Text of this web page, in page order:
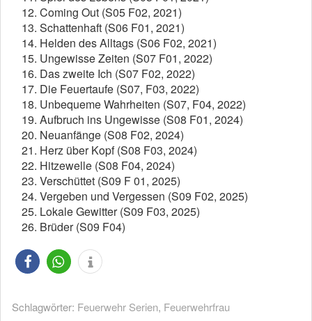
Coming Out (S05 F02, 2021)
Schattenhaft (S06 F01, 2021)
Helden des Alltags (S06 F02, 2021)
Ungewisse Zeiten (S07 F01, 2022)
Das zweite Ich (S07 F02, 2022)
Die Feuertaufe (S07, F03, 2022)
Unbequeme Wahrheiten (S07, F04, 2022)
Aufbruch ins Ungewisse (S08 F01, 2024)
Neuanfänge (S08 F02, 2024)
Herz über Kopf (S08 F03, 2024)
Hitzewelle (S08 F04, 2024)
Verschüttet (S09 F 01, 2025)
Vergeben und Vergessen (S09 F02, 2025)
Lokale Gewitter (S09 F03, 2025)
Brüder (S09 F04)
Schlagwörter: Feuerwehr Serien, Feuerwehrfrau